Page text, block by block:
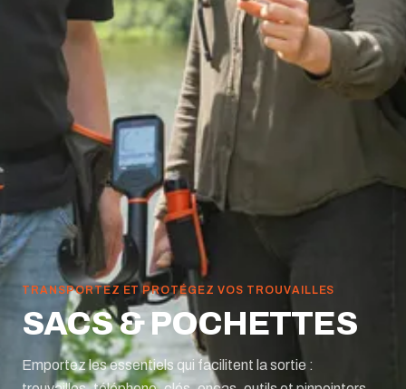
TRANSPORTEZ ET PROTÉGEZ VOS TROUVAILLES
SACS & POCHETTES
Emportez les essentiels qui facilitent la sortie :